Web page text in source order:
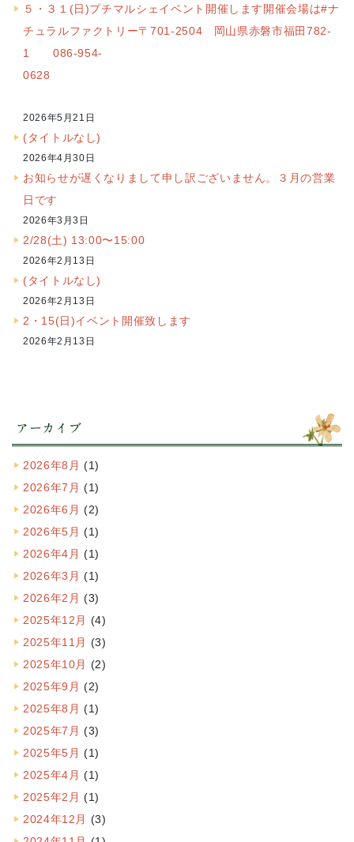
５・３１(日)プチマルシェイベント開催します開催会場は#ナ
チュラルファクトリー〒701-2504 岡山県赤磐市福田782-
1 086-954-
0628
2026年5月21日
(タイトルなし)
2026年4月30日
お知らせが遅くなりまして申し訳ございません。３月の営業
日です
2026年3月3日
2/28(土) 13:00〜15:00
2026年2月13日
(タイトルなし)
2026年2月13日
2・15(日)イベント開催致します
2026年2月13日
アーカイブ
2026年8月 (1)
2026年7月 (1)
2026年6月 (2)
2026年5月 (1)
2026年4月 (1)
2026年3月 (1)
2026年2月 (3)
2025年12月 (4)
2025年11月 (3)
2025年10月 (2)
2025年9月 (2)
2025年8月 (1)
2025年7月 (3)
2025年5月 (1)
2025年4月 (1)
2025年2月 (1)
2024年12月 (3)